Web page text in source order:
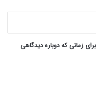
زمانی که دوباره دیدگاهی